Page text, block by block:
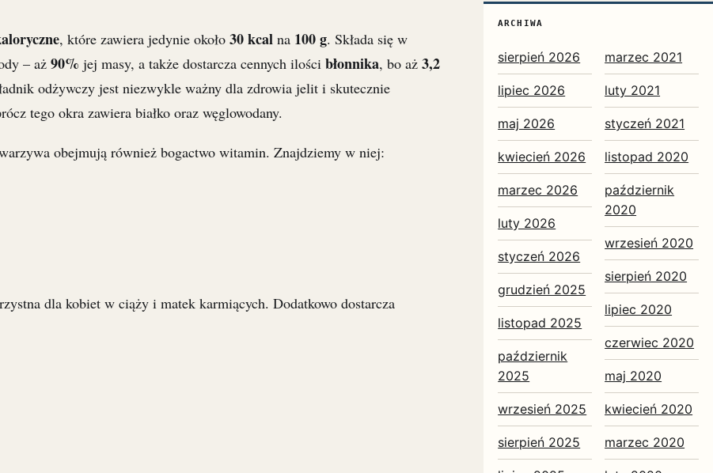
, które zawiera jedynie około 30 kcalna 100 g. Składa się w
– aż 90% jej masy, a także dostarcza cennych ilości błonnika, bo aż 3,2
odżywczy jest niezwykle ważny dla zdrowia jelit i skutecznie
tego okra zawiera białko oraz węglowodany.
obejmują również bogactwo witamin. Znajdziemy w niej:
dla kobiet w ciąży i matek karmiących. Dodatkowo dostarcza
ARCHIWA
sierpień 2026
lipiec 2026
maj 2026
kwiecień 2026
marzec 2026
luty 2026
styczeń 2026
grudzień 2025
listopad 2025
październik
2025
wrzesień 2025
sierpień 2025
marzec 2021
luty 2021
styczeń 2021
listopad 2020
październik
2020
wrzesień 2020
sierpień 2020
lipiec 2020
czerwiec 2020
maj 2020
kwiecień 2020
marzec 2020